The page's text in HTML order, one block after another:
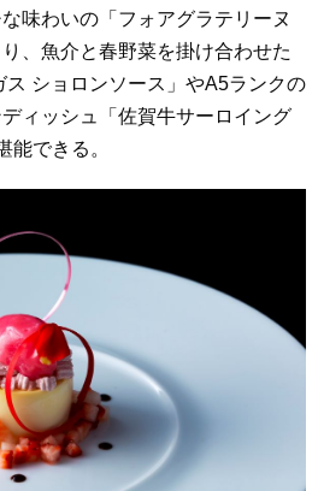
味わいの「フォアグラテリーヌ
、魚介と春野菜を掛け合わせた
ス ショロンソース」やA5ランクの
ィッシュ「佐賀牛サーロイング
能できる。